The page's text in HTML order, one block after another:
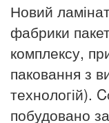
Новий
фабрики
комплексу,
паковання з
технологій).
побудовано